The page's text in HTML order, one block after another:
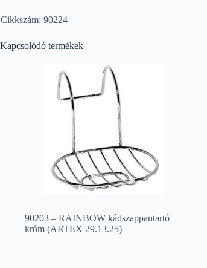
Cikkszám: 90224
Kapcsolódó termékek
90203 – RAINBOW kádszappantartó
króm (ARTEX 29.13.25)